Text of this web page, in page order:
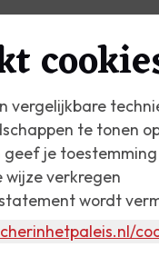
vergelijkbare
te tonen
geef je
verkregen
wordt
/
Over Escher